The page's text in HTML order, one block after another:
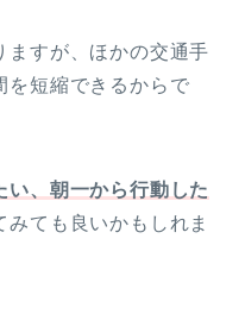
ますが、ほかの交通手
を短縮できるからで
い、朝一から行動した
みても良いかもしれま